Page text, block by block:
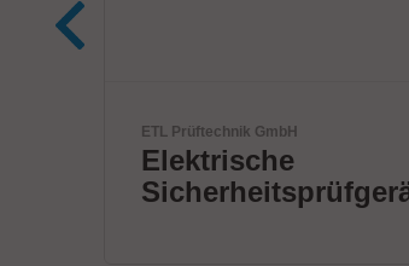
VX Instruments GmbH
Next Era High
Semiconductor